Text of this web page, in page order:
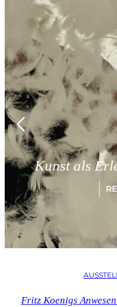
als Erlebnis für
READ MORE
Fritz Koenigs